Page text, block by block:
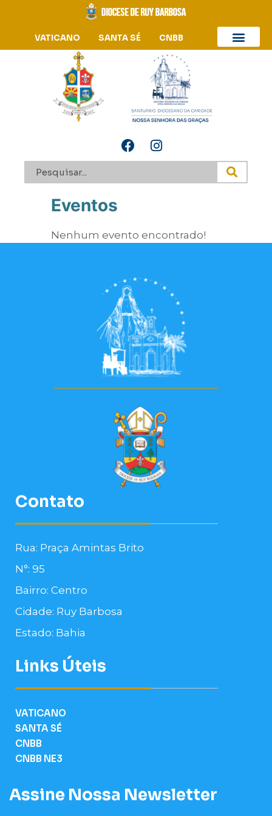
VATICANO SANTA SÉ CNBB
Eventos
Nenhum evento encontrado!
Contato
Rua: Praça Amintas Brito
N°: 95
Bairro: Centro
Cidade: Ruy Barbosa
Estado: Bahia
Links Úteis
VATICANO
SANTA SÉ
CNBB
CNBB NE3
Assine Nossa Newsletter